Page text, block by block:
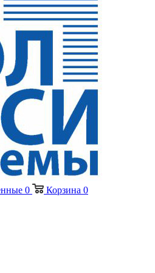
0 Корзина 0